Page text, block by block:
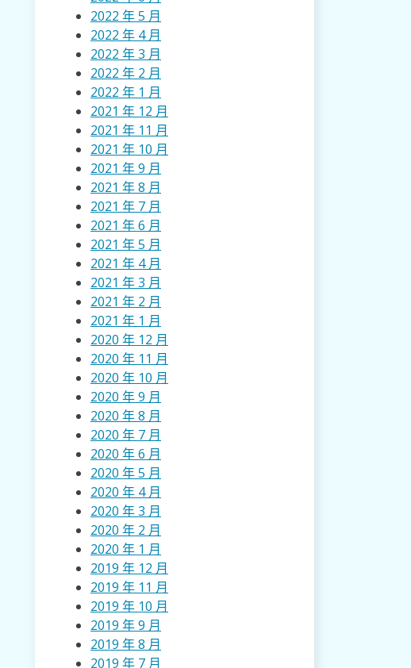
2022 年 5 月
2022 年 4 月
2022 年 3 月
2022 年 2 月
2022 年 1 月
2021 年 12 月
2021 年 11 月
2021 年 10 月
2021 年 9 月
2021 年 8 月
2021 年 7 月
2021 年 6 月
2021 年 5 月
2021 年 4 月
2021 年 3 月
2021 年 2 月
2021 年 1 月
2020 年 12 月
2020 年 11 月
2020 年 10 月
2020 年 9 月
2020 年 8 月
2020 年 7 月
2020 年 6 月
2020 年 5 月
2020 年 4 月
2020 年 3 月
2020 年 2 月
2020 年 1 月
2019 年 12 月
2019 年 11 月
2019 年 10 月
2019 年 9 月
2019 年 8 月
2019 年 7 月